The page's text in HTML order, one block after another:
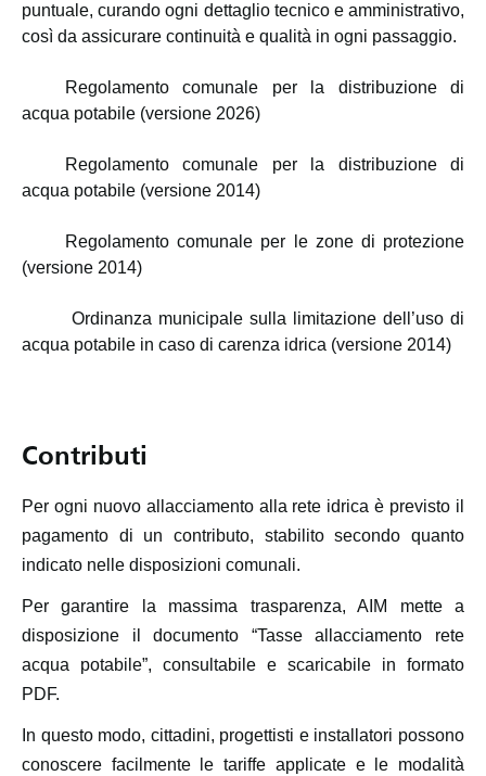
puntuale, curando ogni dettaglio tecnico e amministrativo,
così da assicurare continuità e qualità in ogni passaggio.
Regolamento comunale per la distribuzione di
acqua potabile (versione 2026)
Regolamento comunale per la distribuzione di
acqua potabile (versione 2014)
Regolamento comunale per le zone di protezione
(versione 2014)
Ordinanza municipale sulla limitazione dell’uso di
acqua potabile in caso di carenza idrica (versione 2014)
Contributi
Per ogni nuovo allacciamento alla rete idrica è previsto il
pagamento di un contributo, stabilito secondo quanto
indicato nelle disposizioni comunali.
Per garantire la massima trasparenza, AIM mette a
disposizione il documento “Tasse allacciamento rete
acqua potabile”, consultabile e scaricabile in formato
PDF.
In questo modo, cittadini, progettisti e installatori possono
conoscere facilmente le tariffe applicate e le modalità